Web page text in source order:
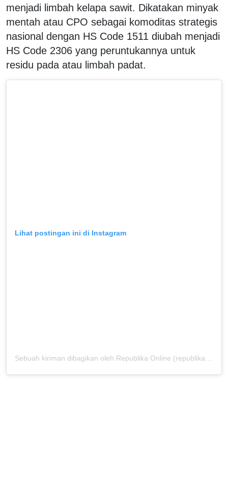
menjadi limbah kelapa sawit. Dikatakan minyak
mentah atau CPO sebagai komoditas strategis
nasional dengan HS Code 1511 diubah menjadi
HS Code 2306 yang peruntukannya untuk
residu pada atau limbah padat.
Lihat postingan ini di Instagram